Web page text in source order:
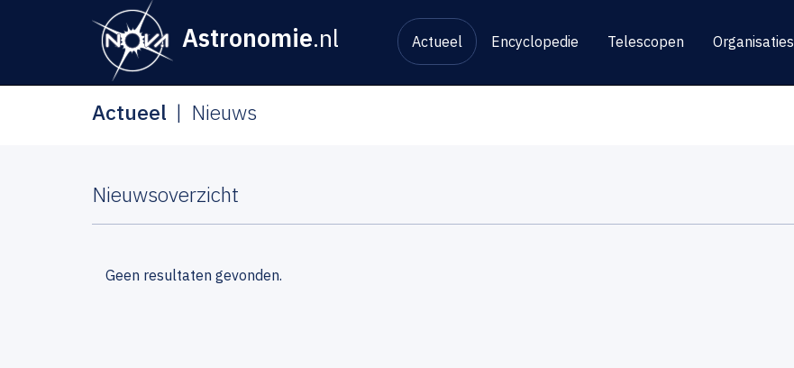
Astronomie.nl Actueel Encyclopedie Telescopen Organisaties
Actueel Nieuws
Nieuwsoverzicht
Geen resultaten gevonden.